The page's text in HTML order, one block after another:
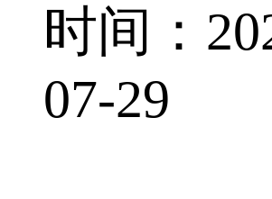
时间：
07-29